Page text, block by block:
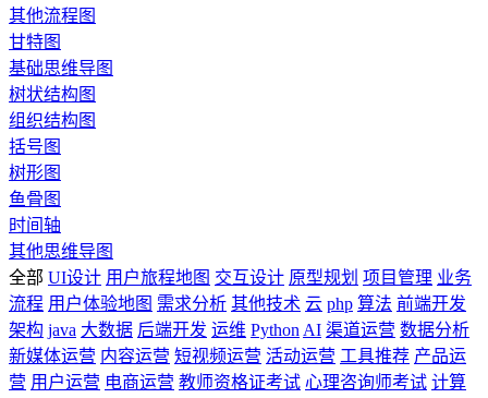
其他流程图
甘特图
基础思维导图
树状结构图
组织结构图
括号图
树形图
鱼骨图
时间轴
其他思维导图
全部 UI设计 用户旅程地图 交互设计 原型规划 项目管理 业务
流程 用户体验地图 需求分析 其他技术 云 php 算法 前端开发
架构 java 大数据 后端开发 运维 Python AI 渠道运营 数据分析
新媒体运营 内容运营 短视频运营 活动运营 工具推荐 产品运
营 用户运营 电商运营 教师资格证考试 心理咨询师考试 计算